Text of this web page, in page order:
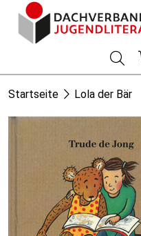
Startseite Lola der Bär